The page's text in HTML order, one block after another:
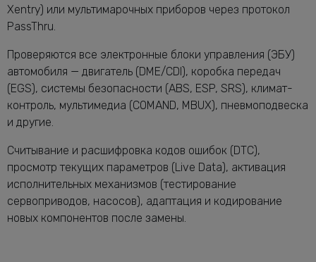
Xentry) или мультимарочных приборов через протокол
PassThru.
Проверяются все электронные блоки управления (ЭБУ)
автомобиля — двигатель (DME/CDI), коробка передач
(EGS), системы безопасности (ABS, ESP, SRS), климат-
контроль, мультимедиа (COMAND, MBUX), пневмоподвеска
и другие.
Считывание и расшифровка кодов ошибок (DTC),
просмотр текущих параметров (Live Data), активация
исполнительных механизмов (тестирование
сервоприводов, насосов), адаптация и кодирование
новых компонентов после замены.